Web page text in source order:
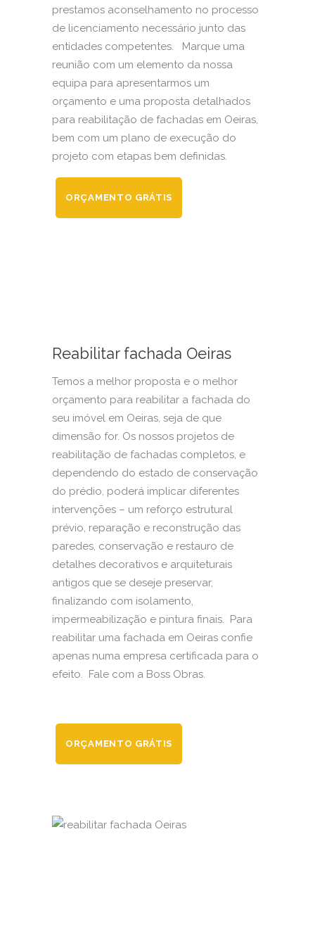
prestamos aconselhamento no processo
de licenciamento necessário junto das
entidades competentes. Marque uma
reunião com um elemento da nossa
equipa para apresentarmos um
orçamento e uma proposta detalhados
para reabilitação de fachadas em Oeiras,
bem com um plano de execução do
projeto com etapas bem definidas.
ORÇAMENTO GRÁTIS
Reabilitar fachada Oeiras
Temos a melhor proposta e o melhor
orçamento para reabilitar a fachada do
seu imóvel em Oeiras, seja de que
dimensão for. Os nossos projetos de
reabilitação de fachadas completos, e
dependendo do estado de conservação
do prédio, poderá implicar diferentes
intervenções – um reforço estrutural
prévio, reparação e reconstrução das
paredes, conservação e restauro de
detalhes decorativos e arquiteturais
antigos que se deseje preservar,
finalizando com isolamento,
impermeabilização e pintura finais. Para
reabilitar uma fachada em Oeiras confie
apenas numa empresa certificada para o
efeito. Fale com a Boss Obras.
ORÇAMENTO GRÁTIS